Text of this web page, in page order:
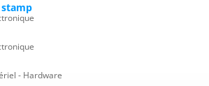
stamp
- Hardware